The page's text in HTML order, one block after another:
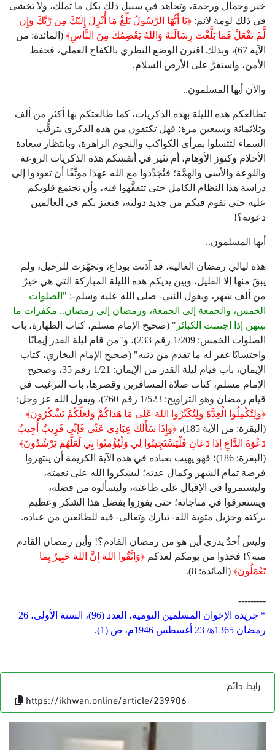
خير وجمال ورحمة، وتجاهد في سبيل ذلك بكل ما تملك، ولا تخشى
في ذلك لومة لائم: ﴿يَا أَيُّهَا الرَّسُولُ بَلِّغْ مَا أُنْزِلَ إِلَيْكَ مِن رَّبِّكَ وَإِن
لَّمْ تَفْعَلْ فَمَا بَلَّغْتَ رِسَالَتَهُ وَاللهُ يَعْصِمُكَ مِنَ النَّاسِ﴾ (المائدة: من
الآية 67)، وبذلك اقترن الوضع النظري بالكفاح العملي، فحفظ
الأمن، واستقرَّ على الأرض السلام.
والآن أيها المسلمون..
تطالعكم هذه الليلة بهذه الذكريات، كما طالعتكم بها أكثر من ألف
وثلاثمائة وسبعين مرة؛ فهل تكتفون من هذه الذكرى بترقُّب
السماء لتتسلوا بمرأى الكواكب والنجوم الزاهرة، وبانتظار سعادة
الأحلام وكنوز الأوهام، أم تثير في أنفسكم هذه الذكريات الروعة
واللوعة والأسى والهمَّة؛ فتُجَدِّدوا مع الله عهدًا موثَّقًا أن تعودوا إلى
دراسة هذا النظام الكامل حتى تتفقَّهوا فيه، وأن تجتمع قلوبكم
عليه حتى تقوم فيكم من جديد دولته، فتعتز بكم في العالمين
دعوته؟!
أيها المسلمون..
هذه ليالي رمضان الغالية، قد آذنت بوداع، وتجهَّزت للرحيل، ولم
يبقَ منها إلا القليل، وبين يديكم هذه الليلة المباركة التي هي خيرٌ
من ألف شهر، ويقول النبي- صلى الله عليه وسلم-: "الصلوات
الخمس، والجمعة إلى الجمعة، ورمضان إلى رمضان.. مكفرات ما
بينهن إذا اجتنبت الكبائر " (صحيح الإمام مسلم، كتاب الطهارة، باب
الصلوات الخمس: 1/209 رقم 233)، و"من قام ليلة القدر إيمانًا
واحتسابًا غفر له ما تقدم من ذنبه" (صحيح الإمام البخاري، كتاب
الإيمان، باب قيام ليلة القدر من الإيمان: 1/21 رقم 35، وصحيح
الإمام مسلم، كتاب صلاة المسافرين وقصرها، باب الترغيب في
قيام رمضان وهو التراويح: 1/523 رقم 760)، ويقول الله عز وجل:
﴿وَلِتُكْمِلُوا الْعِدَّةَ وَلِتُكَبِّرُوا اللهَ عَلَى مَا هَدَاكُمْ وَلَعَلَّكُمْ تَشْكُرُونَ﴾
(البقرة: من الآية 185)،
﴿وَإِذَا سَأَلَكَ عِبَادِي عَنِّي فَإِنِّي قَرِيبٌ أُجِيبُ
دَعْوَةَ الدَّاعِ إِذَا دَعَانِ فَلْيَسْتَجِيبُوا لِي وَلْيُؤْمِنُوا بِي لَعَلَّهُمْ يَرْشُدُونَ﴾
(البقرة: 186)؛ فهو يهيب بعباده في هذه الآية الكريمة أن ينتهزوا
فرصة تمام الشهر وكمال عدته؛ ليشكروا الله على نعمته،
وليستمروا في الإقبال على طاعته، وليسألوه من فضله،
ويستغرقوا في مناجاته؛ حتى يفوزوا بفضل هذا الشكر وعظيم
بركته وجزيل مثوبة الله- تبارك وتعالى- فيه للطائعين من عباده.
وليس أحدٌ يدري أين هو من رمضان القادم؟! وأين رمضان القادم
منه؟! فخذوا من يومكم لغدكم ﴿وَاتَّقُوا اللهَ إِنَّ اللهَ خَبِيرٌ بِمَا
تَعْمَلُونَ﴾ (المائدة: 8).
---------
* جريدة الإخوان المسلمين اليومية، العدد (96)، السنة الأولى، 26
رمضان 1365ﻫ/ 23 أغسطس 1946م، ص (1).
رابط دائم
https://ikhwan.online/article/239906